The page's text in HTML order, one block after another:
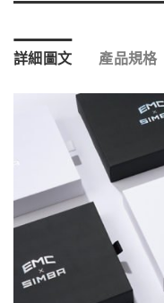
詳細圖文 產品規格